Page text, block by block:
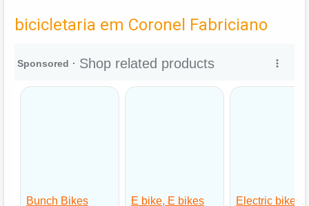
bicicletaria em Coronel Fabriciano